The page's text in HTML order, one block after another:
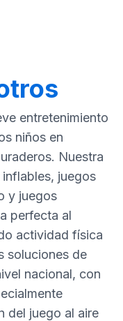
entretenimiento
niños en
Nuestra
juegos
y juegos
perfecta al
actividad física
soluciones de
nacional, con
del juego al aire